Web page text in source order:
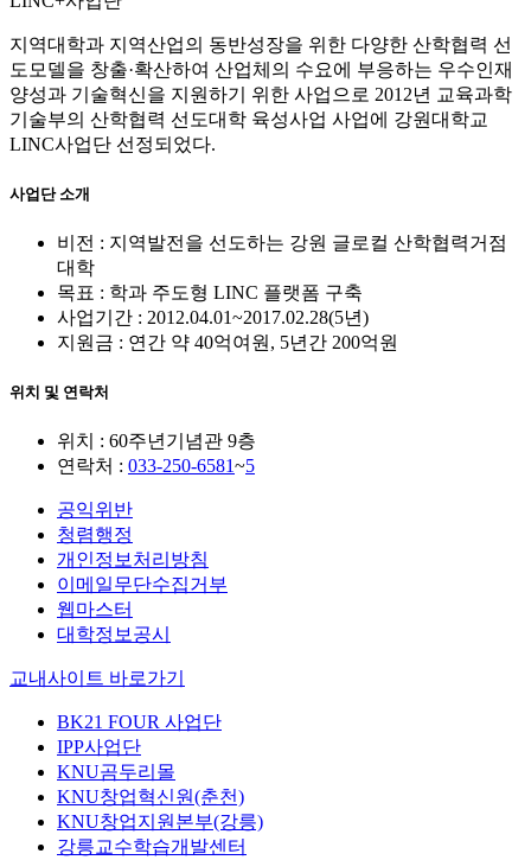
지역대학과 지역산업의 동반성장을 위한 다양한 산학협력 선
도모델을 창출·확산하여 산업체의 수요에 부응하는 우수인재
양성과 기술혁신을 지원하기 위한 사업으로 2012년 교육과학
기술부의 산학협력 선도대학 육성사업 사업에 강원대학교
LINC사업단 선정되었다.
사업단 소개
비전 : 지역발전을 선도하는 강원 글로컬 산학협력거점
대학
목표 : 학과 주도형 LINC 플랫폼 구축
사업기간 : 2012.04.01~2017.02.28(5년)
지원금 : 연간 약 40억여원, 5년간 200억원
위치 및 연락처
위치 : 60주년기념관 9층
연락처 : 033-250-6581~5
공익위반
청렴행정
개인정보처리방침
이메일무단수집거부
웹마스터
대학정보공시
교내사이트 바로가기
BK21 FOUR 사업단
IPP사업단
KNU곰두리몰
KNU창업혁신원(춘천)
KNU창업지원본부(강릉)
강릉교수학습개발센터